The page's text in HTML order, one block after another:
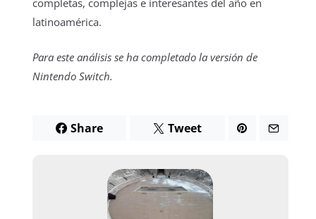
completas, complejas e interesantes del año en
latinoamérica.
Para este análisis se ha completado la versión de
Nintendo Switch.
Share Tweet